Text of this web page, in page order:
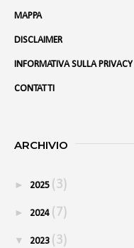
MAPPA
DISCLAIMER
INFORMATIVA SULLA PRIVACY
CONTATTI
ARCHIVIO
► 2025 (3)
► 2024 (7)
▼ 2023 (3)